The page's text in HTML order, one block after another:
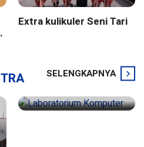
Extra kulikuler Seni Tari
SELENGKAPNYA